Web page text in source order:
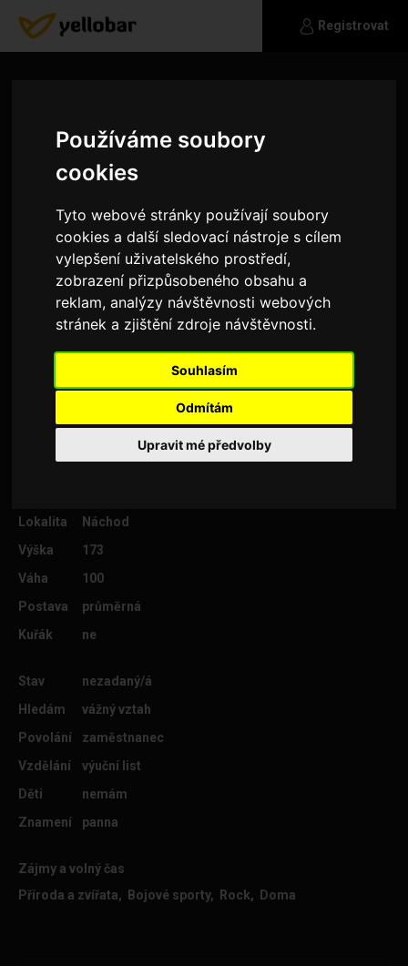
Používáme soubory
cookies
Tyto webové stránky používají soubory
cookies a další sledovací nástroje s cílem
vylepšení uživatelského prostředí,
zobrazení přizpůsobeného obsahu a
reklam, analýzy návštěvnosti webových
stránek a zjištění zdroje návštěvnosti.
Souhlasím
Odmítám
Upravit mé předvolby
Registrovat
daniel_dk
Jsem sám sebou,nejlépe mě poznat osobně a
brat mě takového jaký jsem sevším všudy.
Lokalita
Náchod
Výška
173
Váha
100
Postava
průměrná
Kuřák
ne
Stav
nezadaný/á
Hledám
vážný vztah
Povolání
zaměstnanec
Vzdělání
výuční list
Děti
nemám
Znamení
panna
Zájmy a volný čas
Příroda a zvířata, Bojové sporty, Rock, Doma